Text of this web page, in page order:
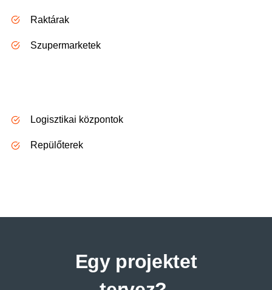
Raktárak
Szupermarketek
Logisztikai központok
Repülőterek
Egy projektet